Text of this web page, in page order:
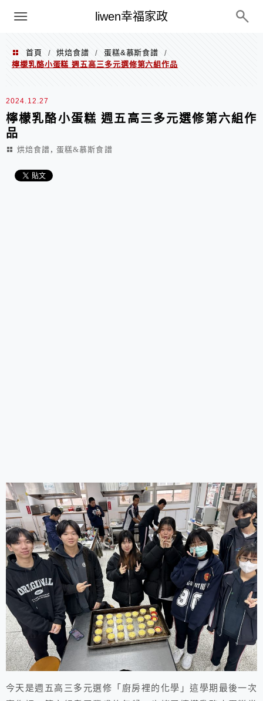
liwen幸福家政
menu
首頁 / 烘焙食譜 / 蛋糕&慕斯食譜
/
檸檬乳酪小蛋糕 週五高三多元選修第六組作品
2024.12.27
檸檬乳酪小蛋糕 週五高三多元選修第六組作
品
烘焙食譜 , 蛋糕&慕斯食譜
今天是週五高三多元選修「廚房裡的化學」這學期最後一次